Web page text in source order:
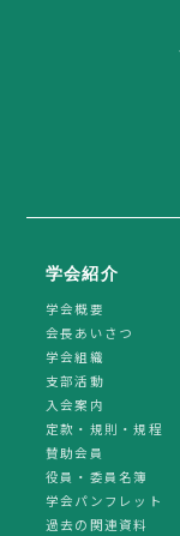
学会紹介
学会概要
会長あいさつ
学会組織
支部活動
入会案内
定款・規則・規程
賛助会員
役員・委員名簿
学会パンフレット
過去の関連資料